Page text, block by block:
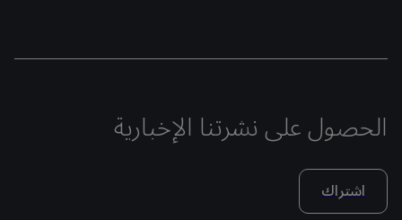
الحصول على نشرتنا الإخبارية
اشتراك